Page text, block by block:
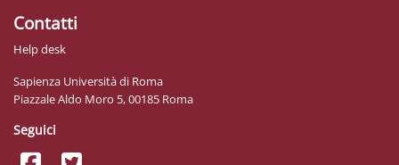
Contatti
Help desk
Sapienza Università di Roma
Piazzale Aldo Moro 5, 00185 Roma
Seguici